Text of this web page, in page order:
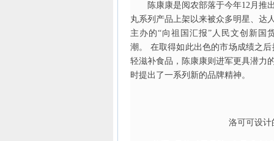
陈康康是阅农部落于今年12月推
丸系列产品上架以来被众多明星、达
主办的“向祖国汇报”人民文创新国
潮。 在取得如此出色的市场成绩之
轻滋补食品，陈康康则进军更具潜力
时提出了一系列新的品牌精神。
洛可可设计